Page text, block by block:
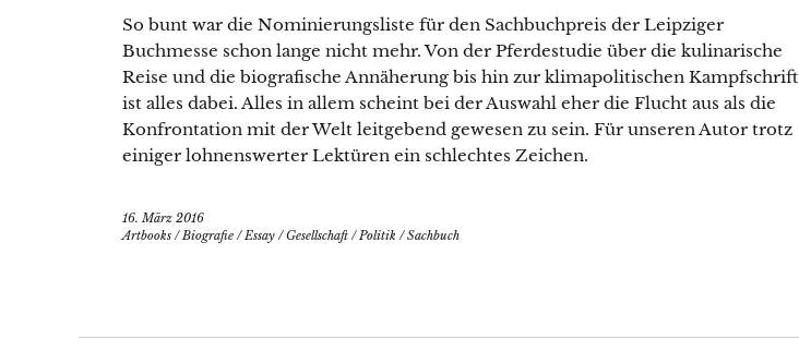
So bunt war die Nominierungsliste für den Sachbuchpreis der Leipziger
Buchmesse schon lange nicht mehr. Von der Pferdestudie über die kulinarische
Reise und die biografische Annäherung bis hin zur klimapolitischen Kampfschrift
ist alles dabei. Alles in allem scheint bei der Auswahl eher die Flucht aus als die
Konfrontation mit der Welt leitgebend gewesen zu sein. Für unseren Autor trotz
einiger lohnenswerter Lektüren ein schlechtes Zeichen.
16. März 2016
Artbooks / Biografie / Essay /Gesellschaft / Politik /Sachbuch